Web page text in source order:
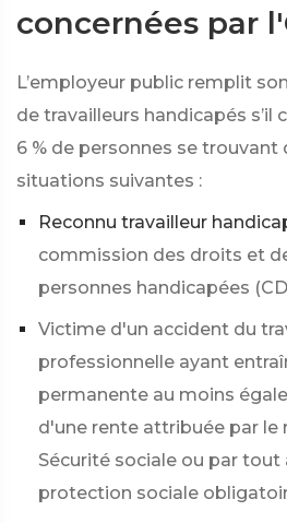
concernées par
L’employeur public remplit
de travailleurs handicapés s’il
6 % de personnes se trouvant
situations suivantes :
Reconnu travailleur
commission des droits et
personnes handicapées
Victime d'un accident du
professionnelle ayant
permanente au moins
d'une rente attribuée par le
Sécurité sociale ou par
protection sociale